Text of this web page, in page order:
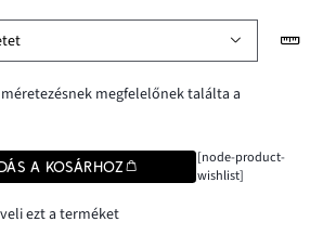
megfelelőnek találta a
A KOSÁRHOZ
[node-product-
wishlist]
ezt a terméket